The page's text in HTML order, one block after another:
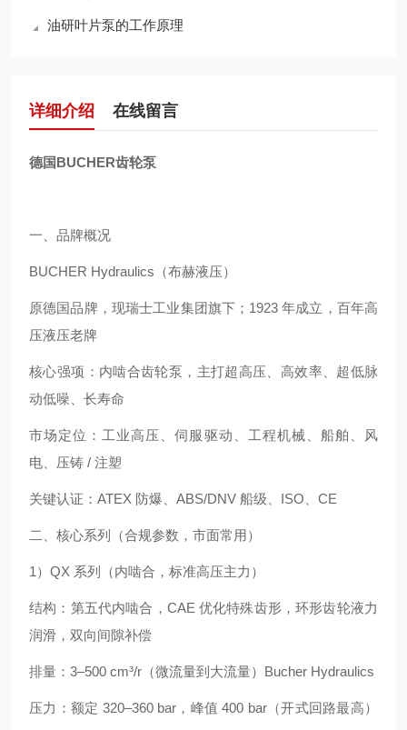
油研叶片泵的工作原理
详细介绍 在线留言
德国BUCHER齿轮泵
一、品牌概况
BUCHER Hydraulics（布赫液压）
原德国品牌，现瑞士工业集团旗下；1923 年成立，百年高
压液压老牌
核心强项：内啮合齿轮泵，主打超高压、高效率、超低脉
动低噪、长寿命
市场定位：工业高压、伺服驱动、工程机械、船舶、风
电、压铸 / 注塑
关键认证：ATEX 防爆、ABS/DNV 船级、ISO、CE
二、核心系列（合规参数，市面常用）
1）QX 系列（内啮合，标准高压主力）
结构：第五代内啮合，CAE 优化特殊齿形，环形齿轮液力
润滑，双向间隙补偿
排量：3–500 cm³/r（微流量到大流量）Bucher Hydraulics
压力：额定 320–360 bar，峰值 400 bar（开式回路最高）